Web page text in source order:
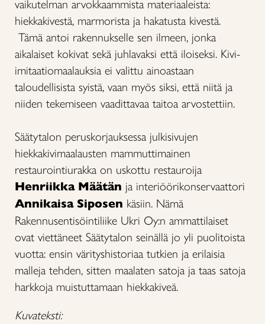
vaikutelman arvokkaammista materiaaleista:
hiekkakivestä, marmorista ja hakatusta kivestä.
Tämä antoi rakennukselle sen ilmeen, jonka
aikalaiset kokivat sekä juhlavaksi että iloiseksi. Kivi-
imitaatiomaalauksia ei valittu ainoastaan
taloudellisista syistä, vaan myös siksi, että niitä ja
niiden tekemiseen vaadittavaa taitoa arvostettiin.
Säätytalon peruskorjauksessa julkisivujen
hiekkakivimaalausten mammuttimainen
restaurointiurakka on uskottu restauroija
Henriikka Määtän ja interiöörikonservaattori
Annikaisa Siposen käsiin. Nämä
Rakennusentisöintiliike Ukri Oy:n ammattilaiset
ovat viettäneet Säätytalon seinällä jo yli puolitoista
vuotta: ensin värityshistoriaa tutkien ja erilaisia
malleja tehden, sitten maalaten satoja ja taas satoja
harkkoja muistuttamaan hiekkakiveä.
Kuvateksti: